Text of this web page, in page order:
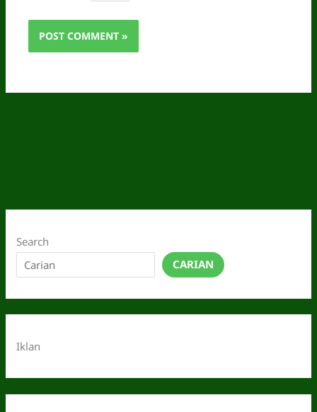
Search
CARIAN
Iklan